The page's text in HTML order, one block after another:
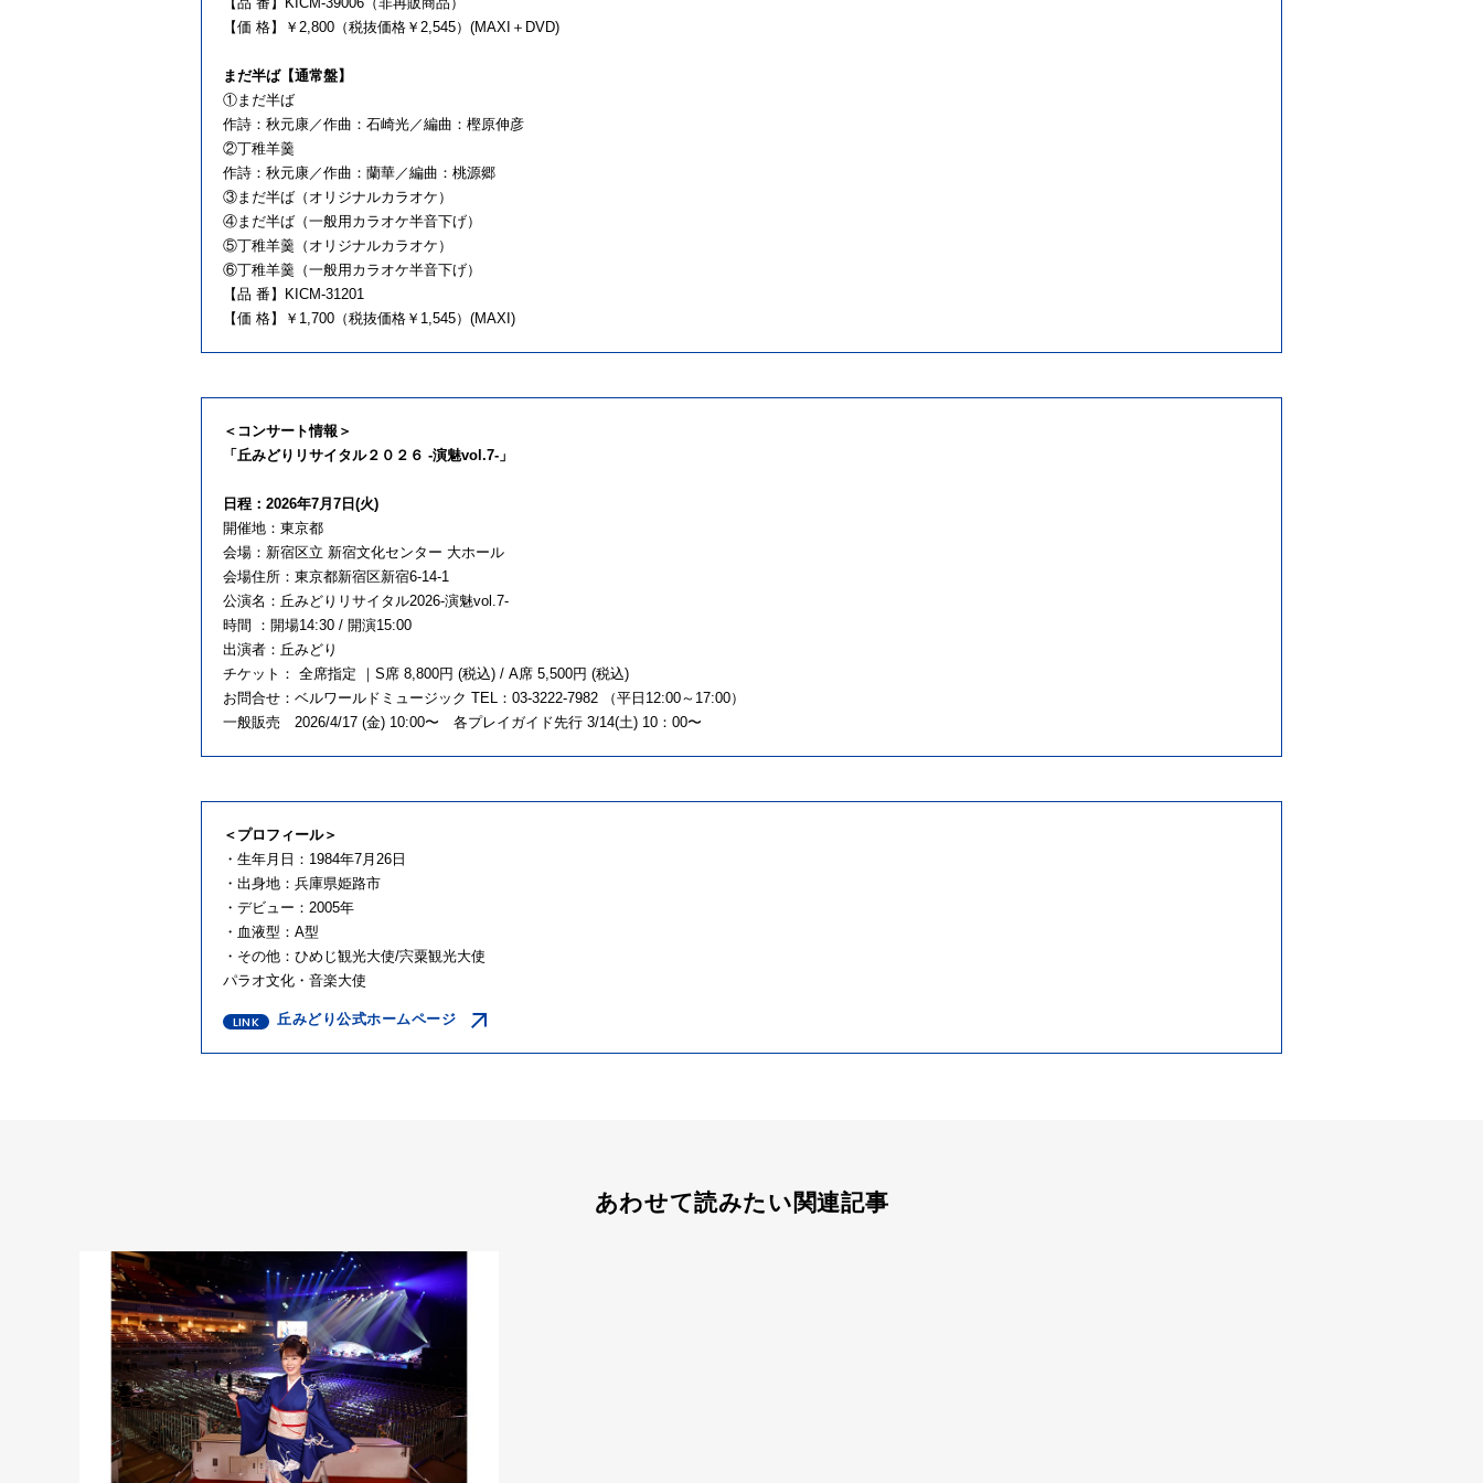
【価 格】￥2,800（税抜価格￥2,545）(MAXI＋DVD)
まだ半ば【通常盤】
①まだ半ば
作詩：秋元康／作曲：石崎光／編曲：樫原伸彦
②丁稚羊羹
作詩：秋元康／作曲：蘭華／編曲：桃源郷
③まだ半ば（オリジナルカラオケ）
④まだ半ば（一般用カラオケ半音下げ）
⑤丁稚羊羹（オリジナルカラオケ）
⑥丁稚羊羹（一般用カラオケ半音下げ）
【品 番】KICM-31201
【価 格】￥1,700（税抜価格￥1,545）(MAXI)
＜コンサート情報＞
「丘みどりリサイタル２０２６ -演魅vol.7-」
日程：2026年7月7日(火)
開催地：東京都
会場：新宿区立 新宿文化センター 大ホール
会場住所：東京都新宿区新宿6-14-1
公演名：丘みどりリサイタル2026-演魅vol.7-
時間 ：開場14:30 / 開演15:00
出演者：丘みどり
チケット： 全席指定 ｜S席 8,800円 (税込) / A席 5,500円 (税込)
お問合せ：ベルワールドミュージック TEL：03-3222-7982 （平日12:00～17:00）
一般販売 2026/4/17 (金) 10:00〜 各プレイガイド先行 3/14(土) 10：00〜
＜プロフィール＞
・生年月日：1984年7月26日
・出身地：兵庫県姫路市
・デビュー：2005年
・血液型：A型
・その他：ひめじ観光大使/宍粟観光大使
パラオ文化・音楽大使
丘みどり公式ホームページ
あわせて読みたい関連記事